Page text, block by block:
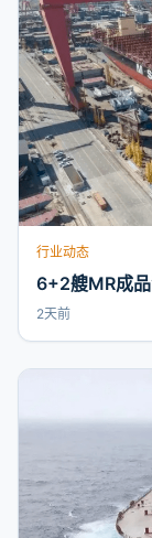
行业动态
6+2艘MR成
2天前